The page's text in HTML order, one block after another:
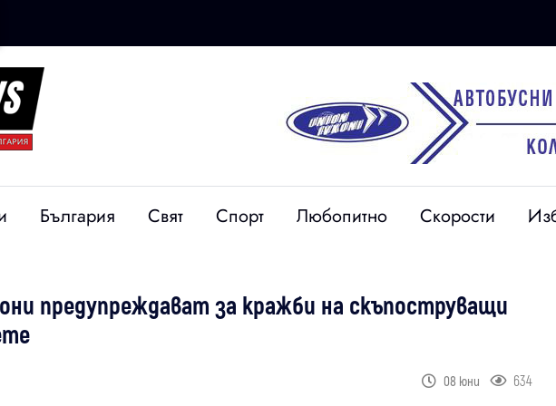
България Свят Спорт Любопитно Скорости
предупреждават за кражби на скъпоструващи
08 юни 634